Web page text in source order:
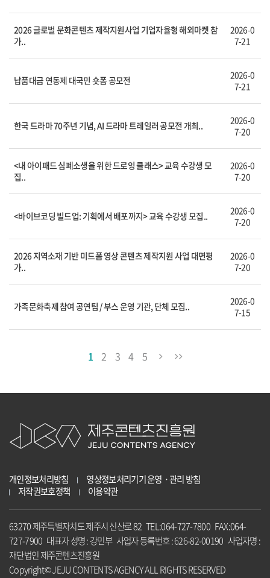
2026 글로벌 문화콘텐츠 제작지원사업 기업자율형 해외마켓 참
가..
2026-0
7-21
납품대금 연동제 대국민 숏폼 공모전
2026-0
7-21
한국 드라마 70주년 기념, AI 드라마 트레일러 공모전 개최..
2026-0
7-20
<내 아이패드 심폐소생을 위한 드로잉 클래스> 교육 수강생 모
집..
2026-0
7-20
<바이브코딩 빌드업: 기획에서 배포까지> 교육 수강생 모집..
2026-0
7-20
2026 지역소재 기반 미드폼 영상 콘텐츠 제작지원 사업 대면평
가..
2026-0
7-20
가족문화축제 참여 공연팀 / 부스 운영 기관, 단체 모집..
2026-0
7-15
1 2 3 4 5
개인정보처리방침
영상정보처리기기 운영ㆍ관리 방침
저작권보호정책
이용약관
63270 제주특별자치도 제주시 신산로 82 TEL:064-727-7800 FAX:064-
727-7900 대표자 성명 : 강민부 사업자 등록번호 : 626-82-00190 사업자명 :
재단법인 제주콘텐츠진흥원
Copyright© JEJU CONTENTS AGENCY ALL RIGHTS RESERVED